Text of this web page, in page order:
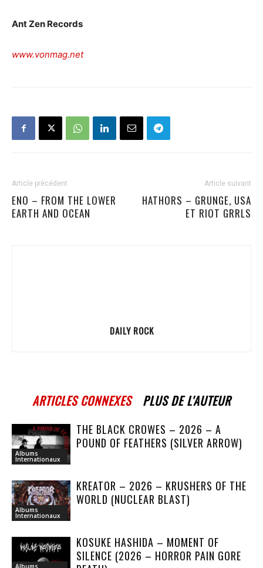
Ant Zen Records
www.vonmag.net
Article précédent
ENO – FROM THE LOWER
EARTH AND OCEAN
Article suivant
HATHORS – GRUNGE, USA
ET RIOT GRRLS
DAILY ROCK
ARTICLES CONNEXES PLUS DE L'AUTEUR
Albums
Internationaux
THE BLACK CROWES – 2026 – A
POUND OF FEATHERS (SILVER ARROW)
Albums
Internationaux
KREATOR – 2026 – KRUSHERS OF THE
WORLD (NUCLEAR BLAST)
Albums
KOSUKE HASHIDA – MOMENT OF
SILENCE (2026 – HORROR PAIN GORE